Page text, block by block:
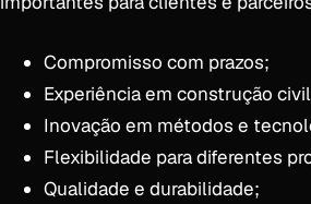
Compromisso com prazos;
Experiência em construção
Inovação em métodos e
Flexibilidade para diferentes
Qualidade e durabilidade;